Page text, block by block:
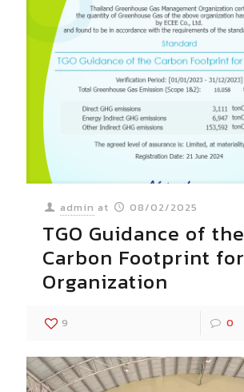
admin at 08/02/2025
TGO Guidance of the
Carbon Footprint for
Organization
9 0